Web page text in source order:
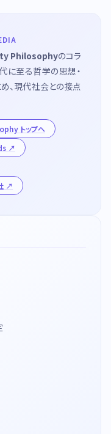
Philosophyのコラ
に至る哲学の思想・
、現代社会との接点
トップへ